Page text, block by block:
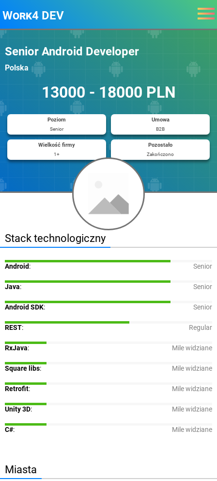
Work4 DEV
Senior Android Developer
Polska
13000 - 18000 PLN
Poziom
Senior
Umowa
B2B
Wielkość firmy
1+
Pozostało
Zakończono
Stack technologiczny
Android: Senior
Java: Senior
Android SDK: Senior
REST: Regular
RxJava: Mile widziane
Square libs: Mile widziane
Retrofit: Mile widziane
Unity 3D: Mile widziane
C#: Mile widziane
Miasta